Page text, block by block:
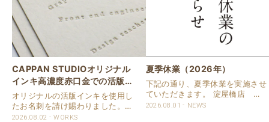
CAPPAN STUDIOオリジナル
インキ高濃度赤口金での活版名
刺
オリジナルの活版インキを使用し
たお名刺を請け賜わりました。
用紙は新バフン紙Nのきぬを使用
2026.08.02 WORKS
夏季休業（2026年）
下記の通り、夏季休業を実施させ
ていただきます。 淀屋橋店 通
常営業いたします。 奈良店 8月
2026.08.01 NEWS